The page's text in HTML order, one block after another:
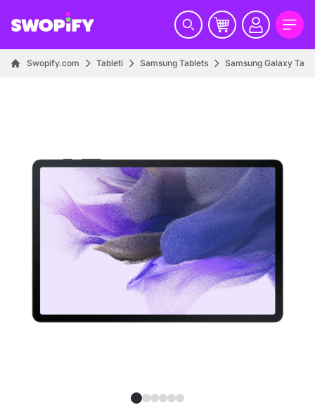
Swopify.com Tableti Samsung Tablets Samsung Galaxy Tab